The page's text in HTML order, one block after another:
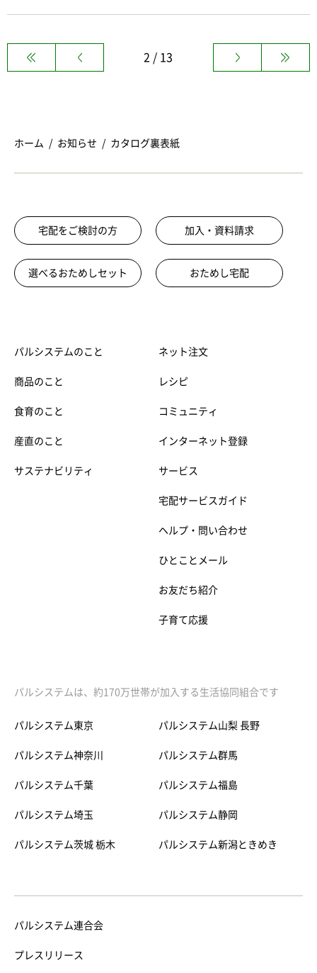
2 / 13
ホーム お知らせ カタログ裏表紙
宅配をご検討の方 加入・資料請求
選べるおためしセット おためし宅配
パルシステムのこと
商品のこと
食育のこと
産直のこと
サステナビリティ
ネット注文
レシピ
コミュニティ
インターネット登録
サービス
宅配サービスガイド
ヘルプ・問い合わせ
ひとことメール
お友だち紹介
子育て応援
パルシステムは、約170万世帯が加入する生活協同組合です
パルシステム東京
パルシステム神奈川
パルシステム千葉
パルシステム埼玉
パルシステム茨城 栃木
パルシステム山梨 長野
パルシステム群馬
パルシステム福島
パルシステム静岡
パルシステム新潟ときめき
パルシステム連合会
プレスリリース